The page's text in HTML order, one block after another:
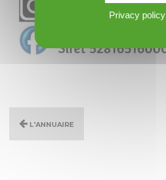
L'annuaire
Privacy policy